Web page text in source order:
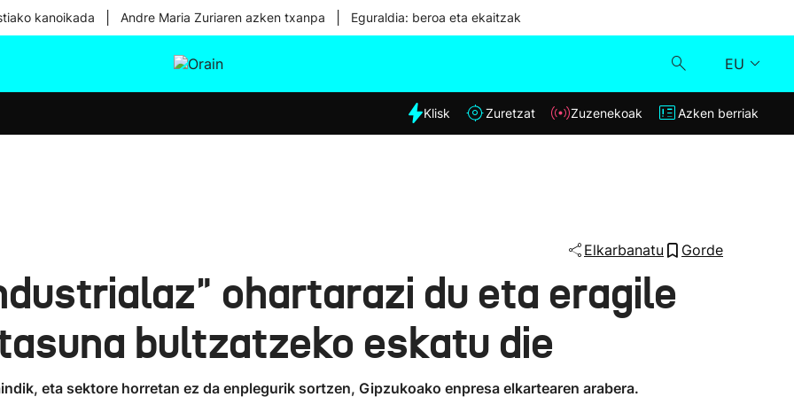
kanoikada Andre Maria Zuriaren azken txanpa Eguraldia: beroa eta ekaitzak
EU
Eguraldia
Klisk
Azken berriak
Klisk Zuretzat Zuzenekoak Azken berriak
Elkarbanatu Gorde
ohartarazi du eta eragile
bultzatzeko eskatu die
eta sektore horretan ez da enplegurik sortzen, Gipzukoako enpresa elkartearen arabera.